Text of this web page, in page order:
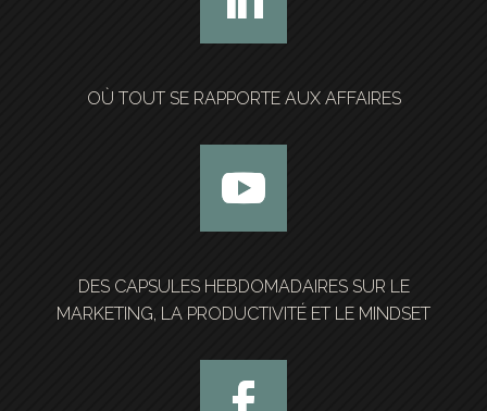
OÙ TOUT SE RAPPORTE AUX AFFAIRES
DES CAPSULES HEBDOMADAIRES SUR LE
MARKETING, LA PRODUCTIVITÉ ET LE MINDSET